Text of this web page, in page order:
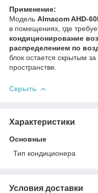
Применение:
Модель Almacom
в помещениях, где
кондиционирование
распределением по
блок остается скрытым
пространстве.
Скрыть
Характеристики
Основные
Тип кондиционера
Условия доставки